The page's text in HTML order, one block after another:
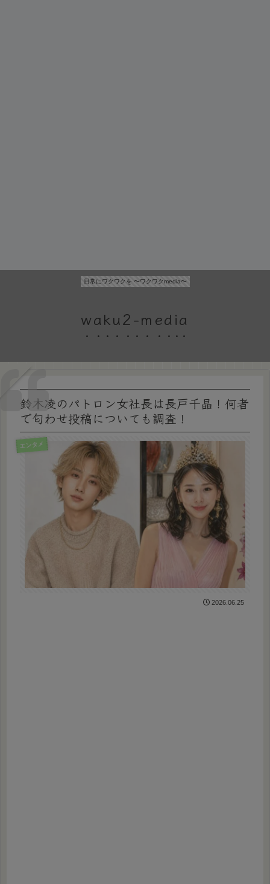
日常にワクワクを 〜ワクワクmedia〜
waku2-media
鈴木凌のパトロン女社長は長戸千晶！何者
で匂わせ投稿についても調査！
エンタメ
2026.06.25